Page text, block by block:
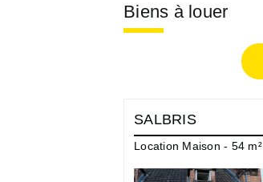
Biens à louer
SALBRIS
Location Maison - 54 m²